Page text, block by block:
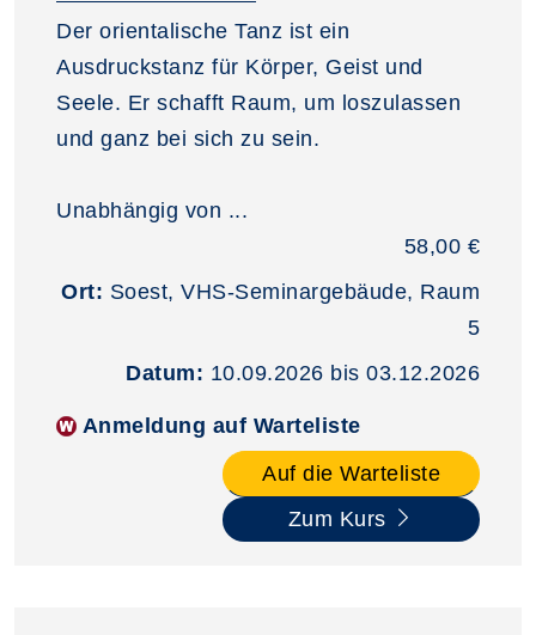
Der orientalische Tanz ist ein
Ausdruckstanz für Körper, Geist und
Seele. Er schafft Raum, um loszulassen
und ganz bei sich zu sein.
Unabhängig von ...
58,00 €
Ort: Soest, VHS-Seminargebäude, Raum
5
Datum: 10.09.2026 bis 03.12.2026
Anmeldung auf Warteliste
Auf die Warteliste
Zum Kurs